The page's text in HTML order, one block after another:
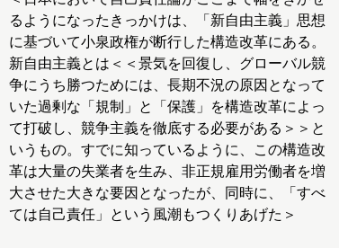
るようになったきっかけは、「新自由主義」思想
に基づいて小泉政権が断行した構造改革にある。
新自由主義とは＜＜景気を回復し、グローバル競
争にうち勝つためには、長期不況の原因となって
いた過剰な「規制」と「保護」を構造改革によっ
て打破し、競争主義を徹底する必要がある＞＞と
いうもの。すでに知っているように、この構造改
革は大量の失業者を生み、非正規雇用労働者を増
大させた大きな要因となったが、同時に、「すべ
ては自己責任」という風潮もつくりあげた＞